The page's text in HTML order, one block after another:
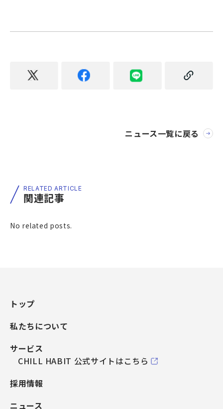
ニュース一覧に戻る
RELATED ARTICLE
関連記事
No related posts.
トップ
私たちについて
サービス
CHILL HABIT 公式サイトはこちら
採用情報
ニュース